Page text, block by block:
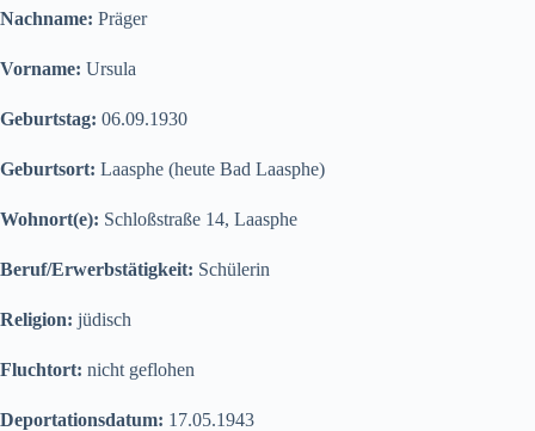
Nachname: Präger
Vorname: Ursula
Geburtstag: 06.09.1930
Geburtsort: Laasphe (heute Bad Laasphe)
Wohnort(e): Schloßstraße 14, Laasphe
Beruf/Erwerbstätigkeit: Schülerin
Religion: jüdisch
Fluchtort: nicht geflohen
Deportationsdatum: 17.05.1943